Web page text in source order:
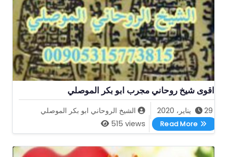
اقوى شيخ روحاني مجرب ابو بكر الموصلي
29 يناير، 2020
الشيخ الروحاني ابو بكر الموصلي
515 views
Read More
اقوى شيخ روحاني مجرب ابو بكر الموصلي